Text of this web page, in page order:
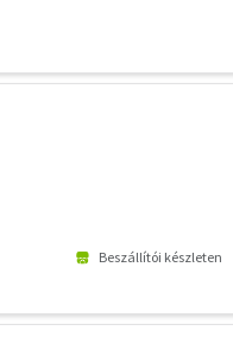
Beszállítói készleten